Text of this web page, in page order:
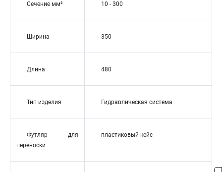
Сечение мм² 10 - 300
Ширина 350
Длина 480
Тип изделия Гидравлическая система
Футляр для
переноски
пластиковый кейс